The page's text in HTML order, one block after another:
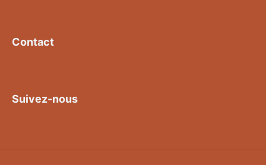
Contact
Suivez-nous